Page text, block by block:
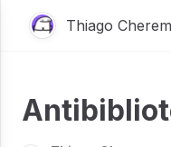
Thiago Cherem